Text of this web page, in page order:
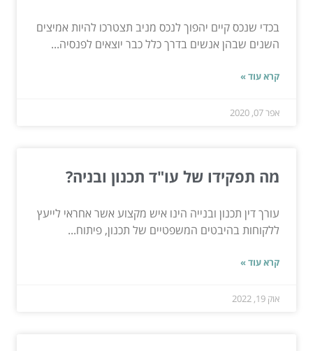
בכדי שנכס קיים יהפוך לנכס מניב תצטרכו להיות אמיצים
השנים שבהן אנשים בדרך כלל כבר יוצאים לפנסיה...
קרא עוד »
אפר 07, 2020
מה תפקידו של עו"ד תכנון ובניה?
עורך דין תכנון ובנייה הינו איש מקצוע אשר אחראי לייעץ
ללקוחות בהיבטים המשפטיים של תכנון, פיתוח...
קרא עוד »
אוק 19, 2022